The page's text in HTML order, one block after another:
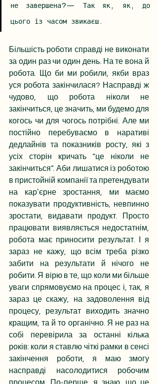
не завершена?— Так як, як, до
цього із часом звикаєш.
Більшість роботи справді не виконати
за один раз чи один день. На те вона й
робота. Що би ми робили, якби враз
уся робота закінчилася? Насправді ж
чудово, що робота ніколи не
закінчиться, це значить, ми будемо для
когось чи для чогось потрібні. Але ми
постійно перебуваємо в наративі
дедлайнів та показників росту, які з
усіх сторін кричать “це ніколи не
закінчиться”. Аби лишатися із роботою
в пристойній компанії та претендувати
на карʼєрне зростання, ми маємо
показувати продуктивність, невпинно
зростати, видавати продукт. Просто
працювати виявляється недостатнім,
робота має приносити результат. І я
зараз не кажу, що всім треба різко
забити на результати й нічого не
робити. Я вірю в те, що коли ми більше
уваги спрямовуємо на процес і, так, я
зараз це скажу, на задоволення від
процесу, результат виходить значно
кращим, та й то органічно. Я не раз на
собі перевірила за останні кілька
років: коли я ставлю чіткі рамки в сенсі
закінчення роботи, я маю змогу
насправді насолодитися робочим